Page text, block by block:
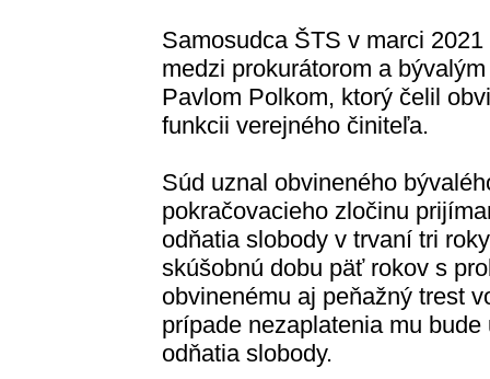
Samosudca ŠTS v marci
medzi prokurátorom a
Pavlom Polkom, ktorý čelil
funkcii verejného činiteľa.
Súd uznal obvineného
pokračovacieho zločinu
odňatia slobody v trvaní tri
skúšobnú dobu päť rokov s
obvinenému aj peňažný trest
prípade nezaplatenia mu
odňatia slobody.